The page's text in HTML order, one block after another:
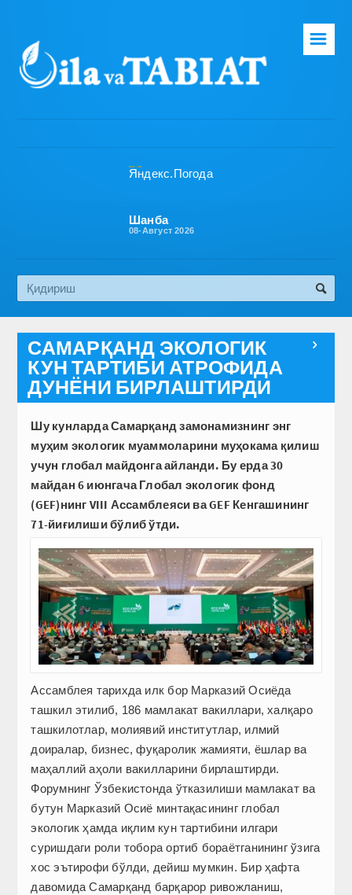
Бош саҳифа
Эко медиа
☰
Шанба
08-Август 2026

САМАРҚАНД ЭКОЛОГИК
КУН ТАРТИБИ АТРОФИДА
ДУНЁНИ БИРЛАШТИРДИ
Шу кунларда Самарқанд замонамизнинг энг
муҳим экологик муаммоларини муҳокама қилиш
учун глобал майдонга айланди. Бу ерда 30
майдан 6 июнгача Глобал экологик фонд
(GEF)нинг VIII Ассамблеяси ва GEF Кенгашининг
71-йиғилиши бўлиб ўтди.
Ассамб­лея тарихда илк бор Марказий Осиёда
ташкил этилиб, 186 мамлакат вакиллари, халқаро
ташкилотлар, молиявий институтлар, илмий
доиралар, бизнес, фуқаролик жамияти, ёшлар ва
маҳаллий аҳоли вакилларини бирлаштирди.
Форумнинг Ўзбекистонда ўтказилиши мамлакат ва
бутун Марказий Осиё минтақасининг глобал
экологик ҳамда иқлим кун тартибини илгари
суришдаги роли тобора ортиб бораётганининг ўзига
хос эътирофи бўлди, дейиш мумкин. Бир ҳафта
давомида Самарқанд барқарор ривожланиш,